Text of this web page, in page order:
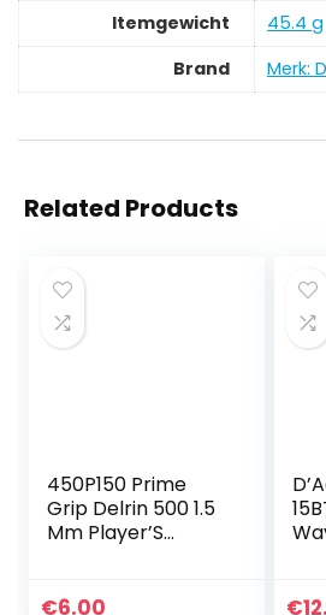
Itemgewicht
‎45.4 g
Brand
Merk:
Related Products
450P150 Prime
Grip Delrin 500 1.5
Mm Player’S
€6.00 €